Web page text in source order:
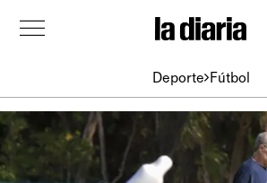
Deporte Fútbol